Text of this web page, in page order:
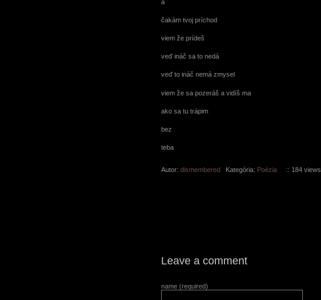
a
čakám tvoj príchod
viem že prídeš
veď ináč sa to nedá
veď to ináč nemá zmysel
viem že sa pozeráš a vidíš ma
ako sa tu trápim
bez
teba
Autor: dismembered Kategória: Poézia :: 184 views
Leave a comment
name (required)